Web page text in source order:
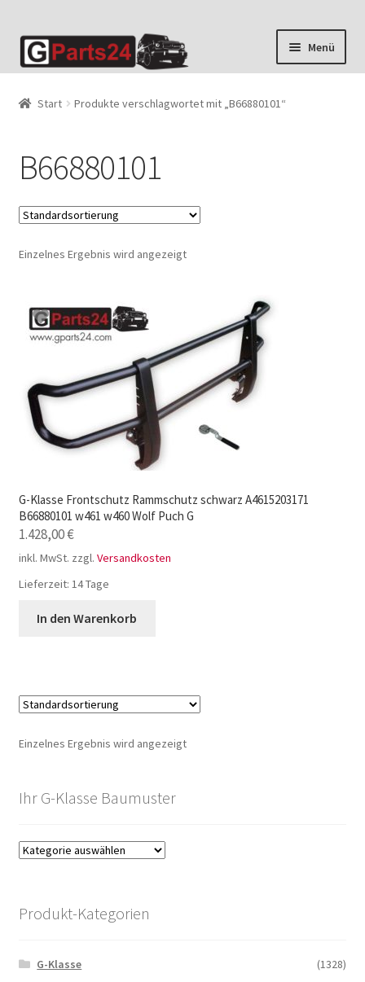
Zur
Navigation
Zum
Inhalt
Menü
Start Produkte verschlagwortet mit „B66880101“
B66880101
Einzelnes Ergebnis wird angezeigt
G-Klasse Frontschutz Rammschutz schwarz A4615203171
B66880101 w461 w460 Wolf Puch G
1.428,00€
inkl. MwSt. zzgl. Versandkosten
Lieferzeit: 14 Tage
In den Warenkorb
Einzelnes Ergebnis wird angezeigt
Ihr G-Klasse Baumuster
Produkt-Kategorien
G-Klasse
(1328)